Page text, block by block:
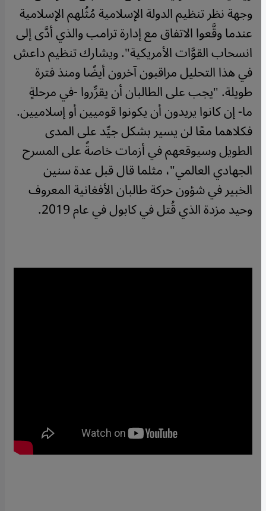
وجهة نظر تنظيم الدولة الإسلامية مُثُلهم الإسلامية
عندما وقَّعوا الاتفاق مع إدارة ترامب والذي أدَّى إلى
انسحاب القوَّات الأمريكية". ويشارك تنظيم داعش
في هذا التحليل مراقبون آخرون أيضًا ومنذ فترة
طويلة. "يجب على الطالبان أن يقرِّروا -في مرحلةٍ
ما- إن كانوا يريدون أن يكونوا قوميين أو إسلاميين.
فكلاهما معًا لن يسير بشكل جيِّد على المدى
الطويل وسيوقعهم في أزمات خاصةً على المسرح
الجهادي العالمي"، مثلما قال قبل عدة سنين
الخبير في شؤون حركة طالبان الأفغانية المعروف
وحيد مزدة الذي قُتل في كابول في عام 2019.